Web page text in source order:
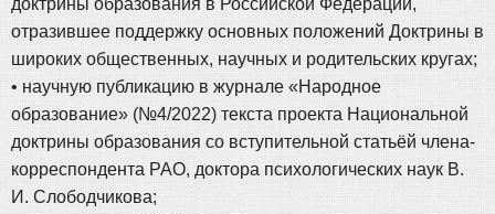
доктрины образования в Российской Федерации,
отразившее поддержку основных положений Доктрины в
широких общественных, научных и родительских кругах;
• научную публикацию в журнале «Народное
образование» (№4/2022) текста проекта Национальной
доктрины образования со вступительной статьёй члена-
корреспондента РАО, доктора психологических наук В.
И. Слободчикова;